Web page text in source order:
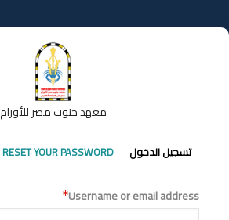
إلى
المحتوى
معهد جنوب مصر للأورام
التبويبات
الأساسية
تسجيل الدخول RESET YOUR PASSWORD
Username or email address